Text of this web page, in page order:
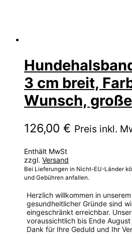
3 cm breit,
Wunsch,
126,00 € Preis inkl.
Enthält MwSt
zzgl. Versand
Bei Lieferungen in Nicht-EU-Länder
und Gebühren anfallen.
Herzlich willkommen in
gesundheitlicher Gründe sind
eingeschränkt erreichbar.
voraussichtlich bis Ende
Dank für Ihre Geduld und Ihr